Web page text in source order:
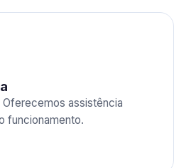
assistência
funcionamento.